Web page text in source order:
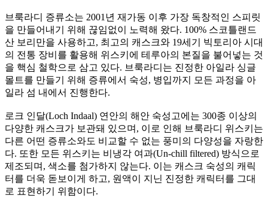
브룩라디 증류소는 2001년 재가동 이후 가장 독창적인 스피릿
을 만들어내기 위해 끊임없이 노력해 왔다. 100% 스코틀랜드
산 보리만을 사용하고, 최고의 캐스크와 19세기 빅토리아 시대
의 전통 장비를 활용해 위스키에 테루아의 본질을 불어넣는 것
을 핵심 철학으로 삼고 있다. 브룩라디는 진정한 아일라 싱글
몰트를 만들기 위해 증류에서 숙성, 병입까지 모든 과정을 아
일라 섬 내에서 진행한다.
로크 인달(Loch Indaal) 연안의 해안 숙성고에는 300종 이상의
다양한 캐스크가 보관돼 있으며, 이로 인해 브룩라디 위스키는
다른 어떤 증류소와도 비교할 수 없는 풍미의 다양성을 자랑한
다. 또한 모든 위스키는 비냉각 여과(Un-chill filtered) 방식으로
제조되며, 색소를 첨가하지 않는다. 이는 캐스크 숙성의 캐릭
터를 더욱 돋보이게 하고, 원액이 지닌 진정한 캐릭터를 그대
로 표현하기 위함이다.